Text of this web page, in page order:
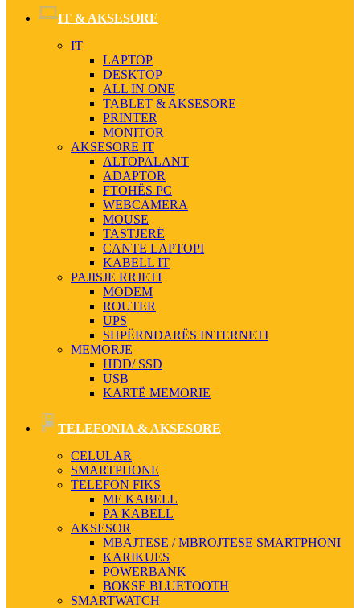
IT & AKSESORE
IT
LAPTOP
DESKTOP
ALL IN ONE
TABLET & AKSESORE
PRINTER
MONITOR
AKSESORE IT
ALTOPALANT
ADAPTOR
FTOHËS PC
WEBCAMERA
MOUSE
TASTJERË
CANTE LAPTOPI
KABELL IT
PAJISJE RRJETI
MODEM
ROUTER
UPS
SHPËRNDARËS INTERNETI
MEMORJE
HDD/ SSD
USB
KARTË MEMORIE
TELEFONIA & AKSESORE
CELULAR
SMARTPHONE
TELEFON FIKS
ME KABELL
PA KABELL
AKSESOR
MBAJTESE / MBROJTESE SMARTPHONI
KARIKUES
POWERBANK
BOKSE BLUETOOTH
SMARTWATCH